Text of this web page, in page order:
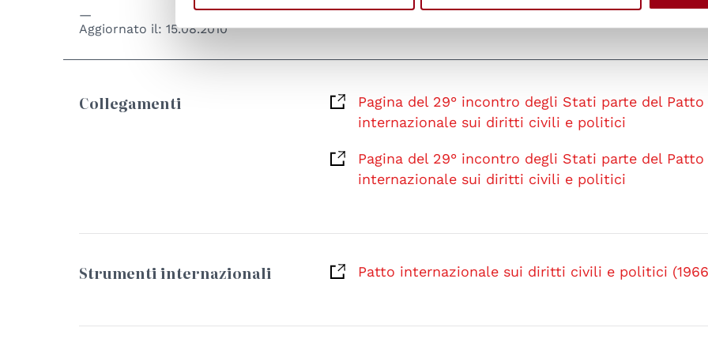
Aggiornato il:15.08.2010
Collegamenti
Pagina del 29° incontro degli Stati parte del Patto
internazionale sui diritti civili e politici
Pagina del 29° incontro degli Stati parte del Patto
internazionale sui diritti civili e politici
Strumenti internazionali Patto internazionale sui diritti civili e politici